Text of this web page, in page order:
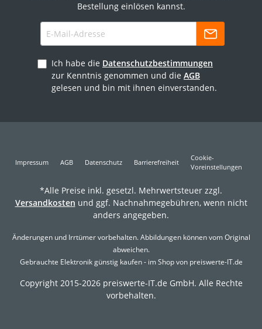
Bestellung einlösen kannst.
Ich habe die Datenschutzbestimmungen
zur Kenntnis genommen und die AGB
gelesen und bin mit ihnen einverstanden.
Impressum AGB Datenschutz Barrierefreiheit
Cookie-
Voreinstellungen
*Alle Preise inkl. gesetzl. Mehrwertsteuer zzgl.
Versandkosten und ggf. Nachnahmegebühren, wenn nicht
anders angegeben.
Änderungen und Irrtümer vorbehalten. Abbildungen können vom Original
abweichen.
Gebrauchte Elektronik günstig kaufen - im Shop von preiswerte-IT.de
Copyright 2015-2026 preiswerte-IT.de GmbH. Alle Rechte
vorbehalten.